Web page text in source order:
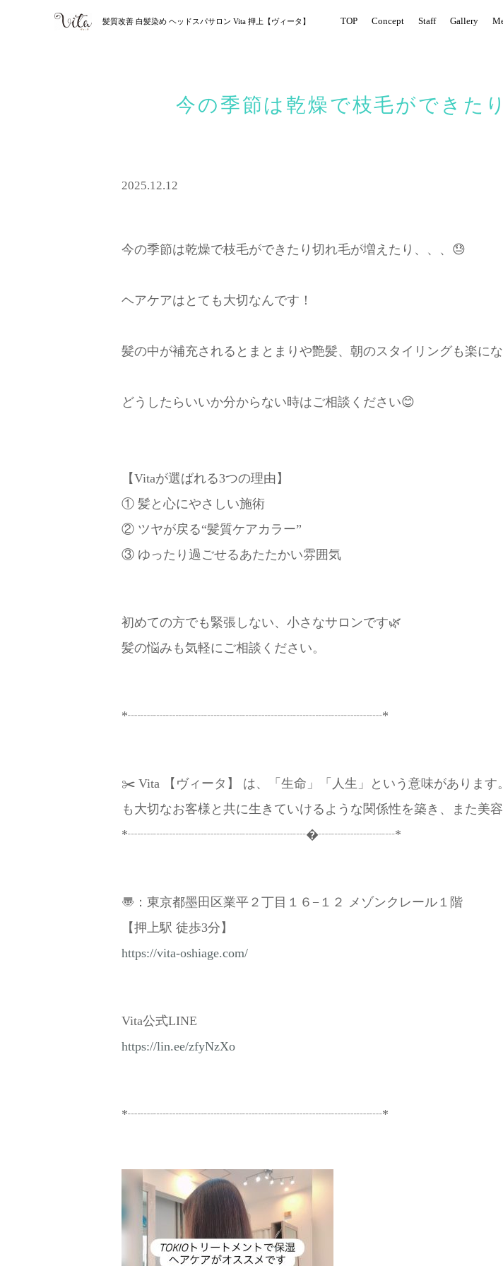
髪質改善 白髪染め ヘッドスパサロン Vita 押上【ヴィータ】 TOP Concept Staff Gallery
今の季節は乾燥で枝毛ができた
2025.12.12
今の季節は乾燥で枝毛ができたり切れ毛が増えたり、、、😓
ヘアケアはとても大切なんです！
髪の中が補充されるとまとまりや艶髪、朝のスタイリングも楽に
どうしたらいいか分からない時はご相談ください😊
【Vitaが選ばれる3つの理由】
① 髪と心にやさしい施術
② ツヤが戻る“髪質ケアカラー”
③ ゆったり過ごせるあたたかい雰囲気
初めての方でも緊張しない、小さなサロンです🌿
髪の悩みも気軽にご相談ください。
*┈┈┈┈┈┈┈┈┈┈┈┈┈┈┈┈┈┈┈┈*
✂️ Vita 【ヴィータ】 は、「生命」「人生」という意味がありま
も大切なお客様と共に生きていけるような関係性を築き、また美
*┈┈┈┈┈┈┈┈┈┈┈┈┈┈�┈┈┈┈┈┈*
〠：東京都墨田区業平２丁目１６−１２ メゾンクレール１階
【押上駅 徒歩3分】
https://vita-oshiage.com/
Vita公式LINE
https://lin.ee/zfyNzXo
*┈┈┈┈┈┈┈┈┈┈┈┈┈┈┈┈┈┈┈┈*